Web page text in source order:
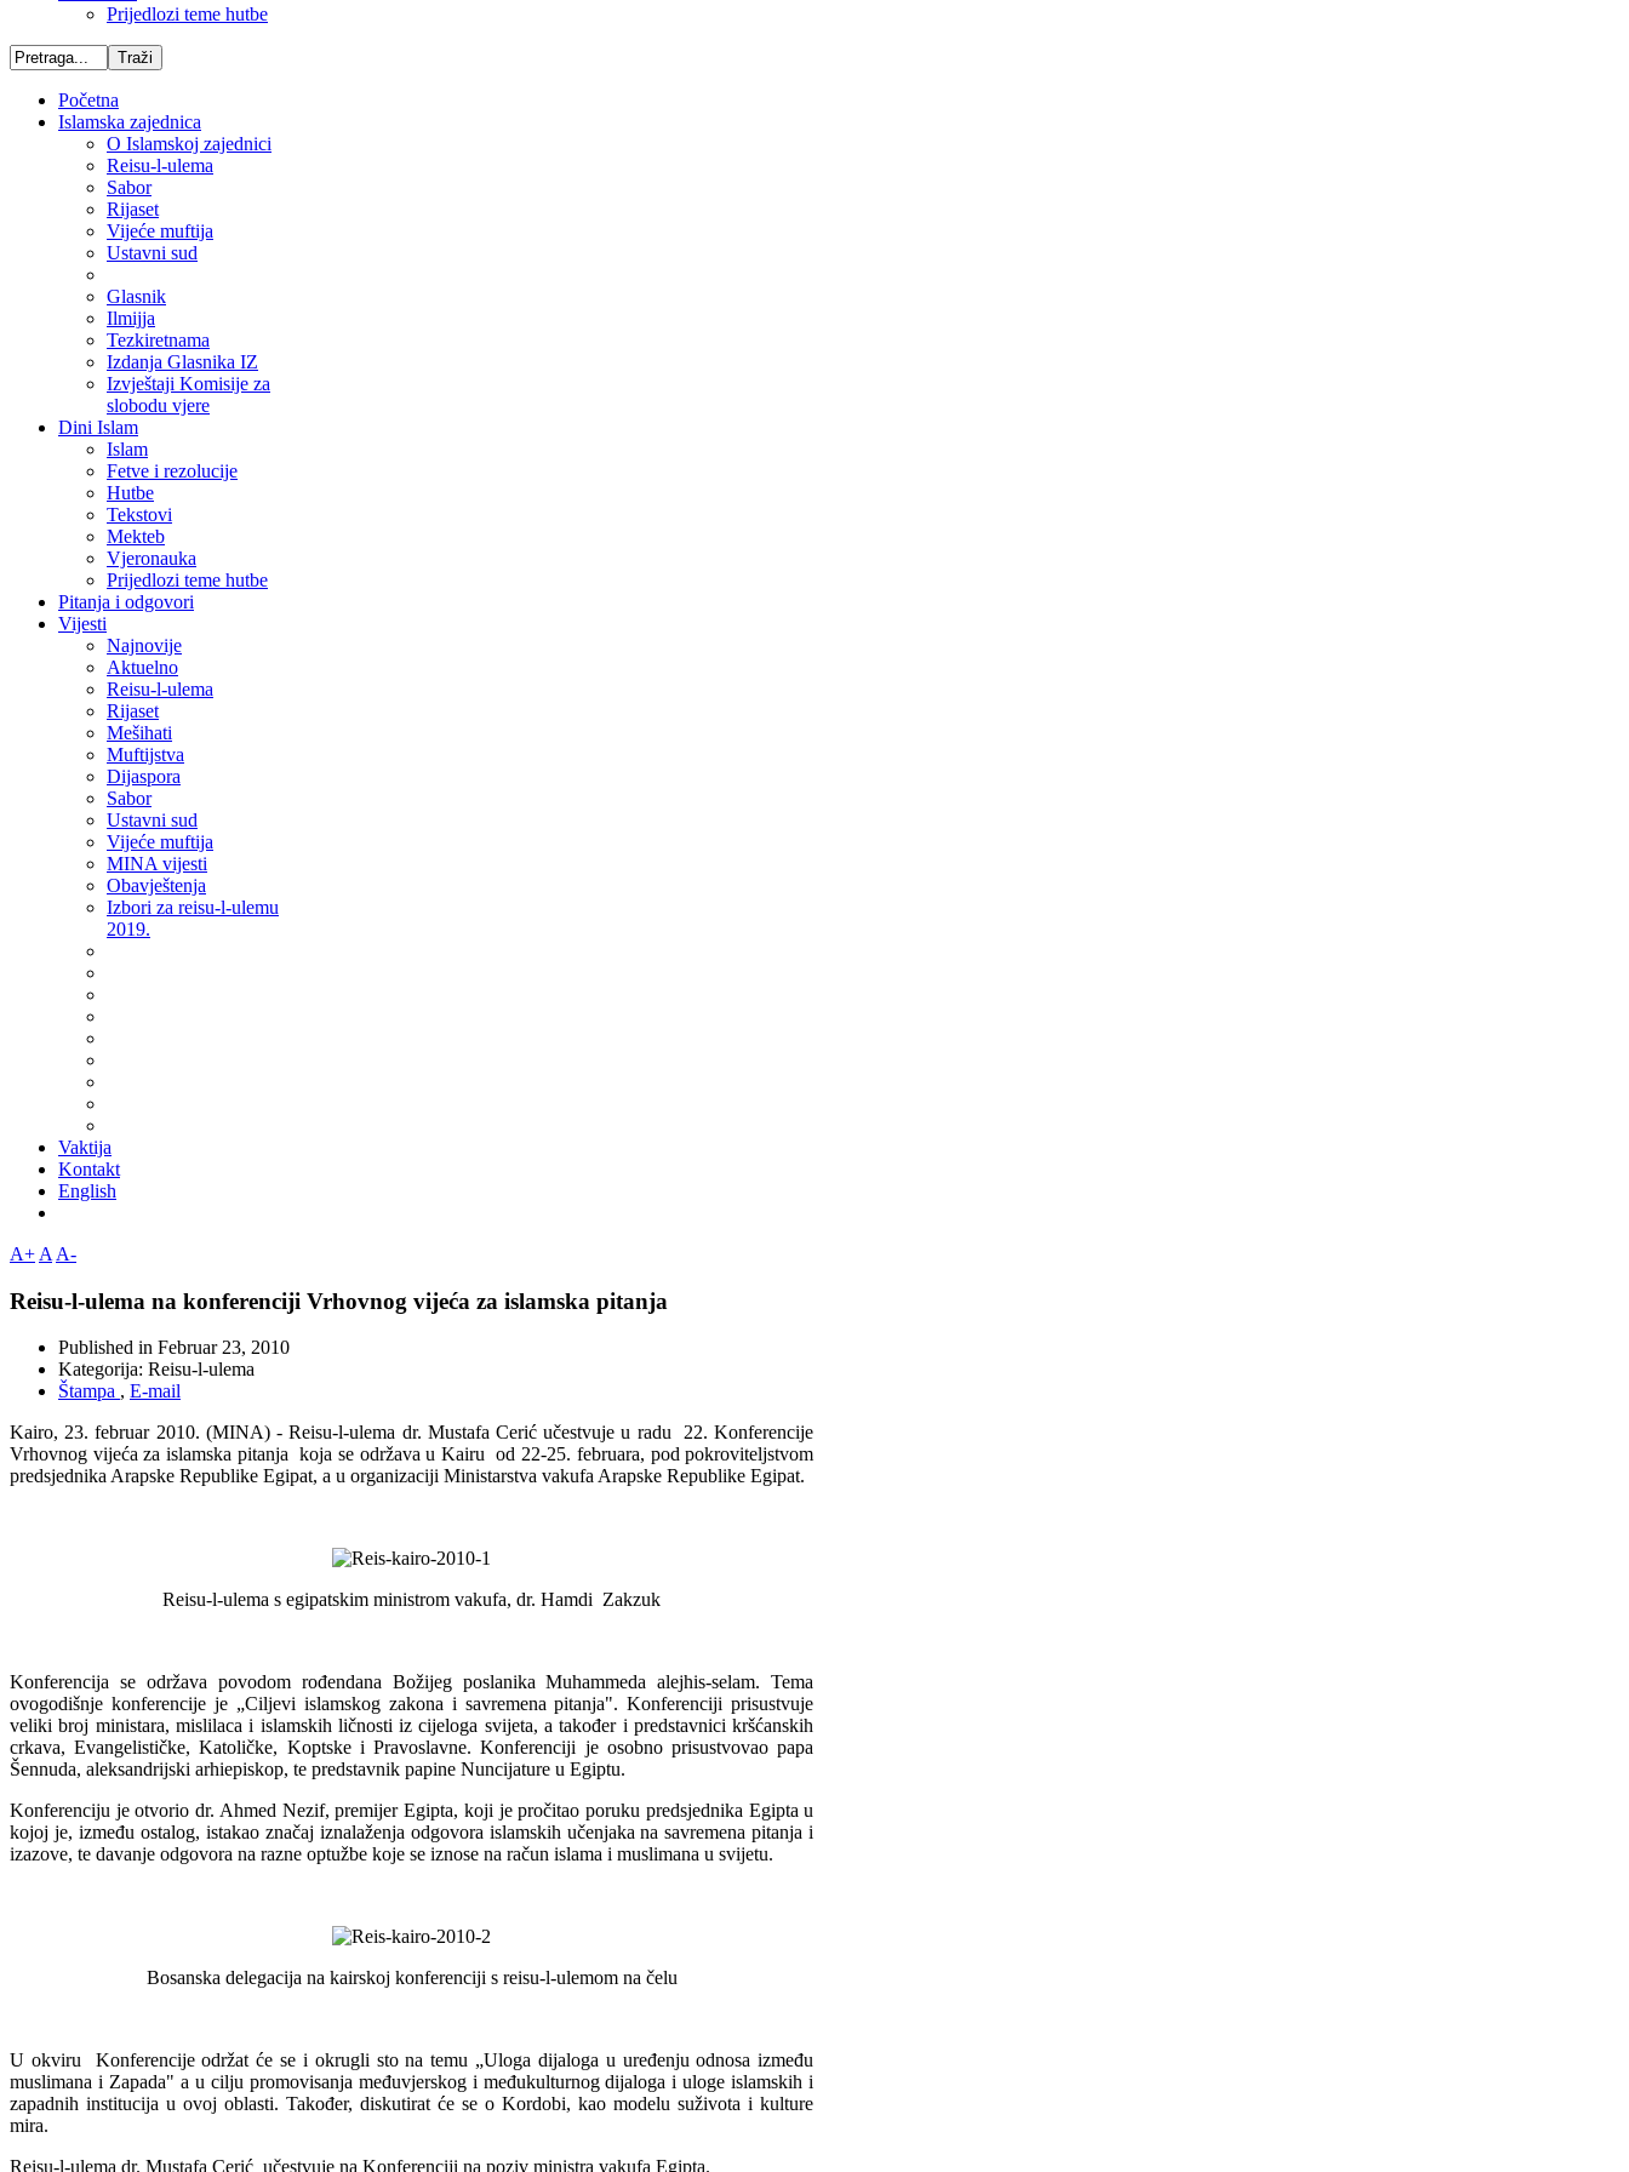
Prijedlozi teme hutbe
Početna
Islamska zajednica
O Islamskoj zajednici
Reisu-l-ulema
Sabor
Rijaset
Vijeće muftija
Ustavni sud
Glasnik
Ilmijja
Tezkiretnama
Izdanja Glasnika IZ
Izvještaji Komisije za
slobodu vjere
Dini Islam
Islam
Fetve i rezolucije
Hutbe
Tekstovi
Mekteb
Vjeronauka
Prijedlozi teme hutbe
Pitanja i odgovori
Vijesti
Najnovije
Aktuelno
Reisu-l-ulema
Rijaset
Mešihati
Muftijstva
Dijaspora
Sabor
Ustavni sud
Vijeće muftija
MINA vijesti
Obavještenja
Izbori za reisu-l-ulemu
2019.
Vaktija
Kontakt
English
A+ A A-
Reisu-l-ulema na konferenciji Vrhovnog vijeća za islamska pitanja
Published in Februar 23, 2010
Kategorija: Reisu-l-ulema
Štampa , E-mail
Kairo, 23. februar 2010. (MINA) - Reisu-l-ulema dr. Mustafa Cerić učestvuje u radu 22. Konferencije
Vrhovnog vijeća za islamska pitanja koja se održava u Kairu od 22-25. februara, pod pokroviteljstvom
predsjednika Arapske Republike Egipat, a u organizaciji Ministarstva vakufa Arapske Republike Egipat.
Reisu-l-ulema s egipatskim ministrom vakufa, dr. Hamdi Zakzuk
Konferencija se održava povodom rođendana Božijeg poslanika Muhammeda alejhis-selam. Tema
ovogodišnje konferencije je „Ciljevi islamskog zakona i savremena pitanja". Konferenciji prisustvuje
veliki broj ministara, mislilaca i islamskih ličnosti iz cijeloga svijeta, a također i predstavnici kršćanskih
crkava, Evangelističke, Katoličke, Koptske i Pravoslavne. Konferenciji je osobno prisustvovao papa
Šennuda, aleksandrijski arhiepiskop, te predstavnik papine Nuncijature u Egiptu.
Konferenciju je otvorio dr. Ahmed Nezif, premijer Egipta, koji je pročitao poruku predsjednika Egipta u
kojoj je, između ostalog, istakao značaj iznalaženja odgovora islamskih učenjaka na savremena pitanja i
izazove, te davanje odgovora na razne optužbe koje se iznose na račun islama i muslimana u svijetu.
Bosanska delegacija na kairskoj konferenciji s reisu-l-ulemom na čelu
U okviru Konferencije održat će se i okrugli sto na temu „Uloga dijaloga u uređenju odnosa između
muslimana i Zapada" a u cilju promovisanja međuvjerskog i međukulturnog dijaloga i uloge islamskih i
zapadnih institucija u ovoj oblasti. Također, diskutirat će se o Kordobi, kao modelu suživota i kulture
mira.
Reisu-l-ulema dr. Mustafa Cerić učestvuje na Konferenciji na poziv ministra vakufa Egipta.